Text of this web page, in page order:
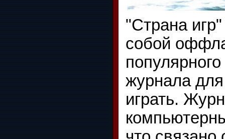
"Страна
собой
журнала
играть.